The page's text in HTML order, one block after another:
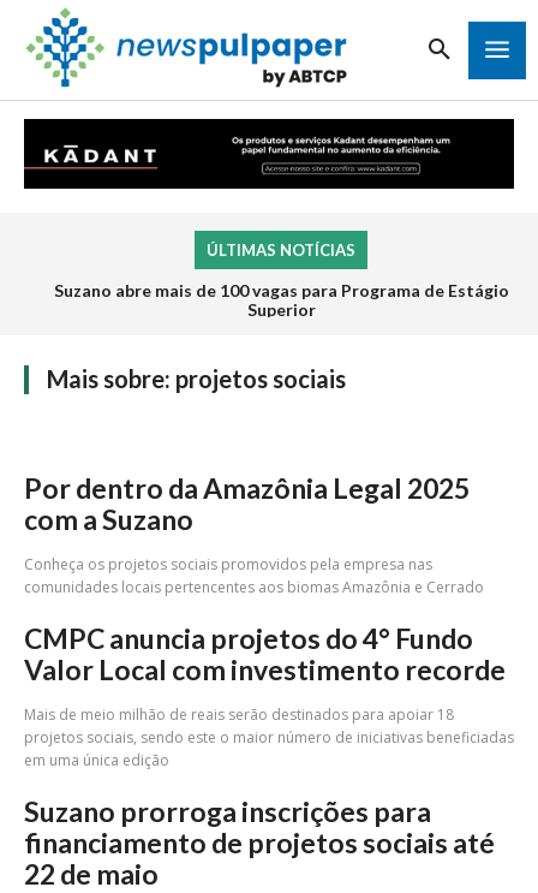
ÚLTIMAS NOTÍCIAS
Suzano abre mais de 100 vagas para Programa de Estágio
Superior
Mais sobre: projetos sociais
Por dentro da Amazônia Legal 2025
com a Suzano
Conheça os projetos sociais promovidos pela empresa nas
comunidades locais pertencentes aos biomas Amazônia e Cerrado
CMPC anuncia projetos do 4° Fundo
Valor Local com investimento recorde
Mais de meio milhão de reais serão destinados para apoiar 18
projetos sociais, sendo este o maior número de iniciativas beneficiadas
em uma única edição
Suzano prorroga inscrições para
financiamento de projetos sociais até
22 de maio